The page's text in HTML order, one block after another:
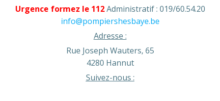
Urgence formez le 112Administratif : 019/60.54.20
info@pompiershesbaye.be
Adresse :
Rue Joseph Wauters, 65
4280 Hannut
Suivez-nous :